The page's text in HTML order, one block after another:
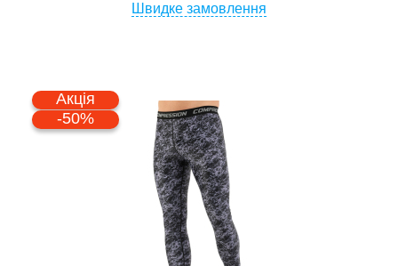
Швидке замовлення
Акція
-50%